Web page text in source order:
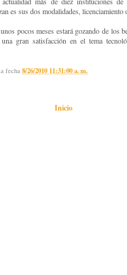
es sus dos modalidades, licenciamiento
pocos meses estará gozando de los
gran satisfacción en el tema
fecha 8/26/2010 11:31:00 a. m.
Inicio